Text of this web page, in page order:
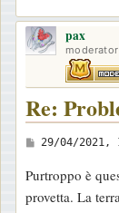
pax
Re:
M
s
s
29/04/2021,
Purtroppo è
provetta. La